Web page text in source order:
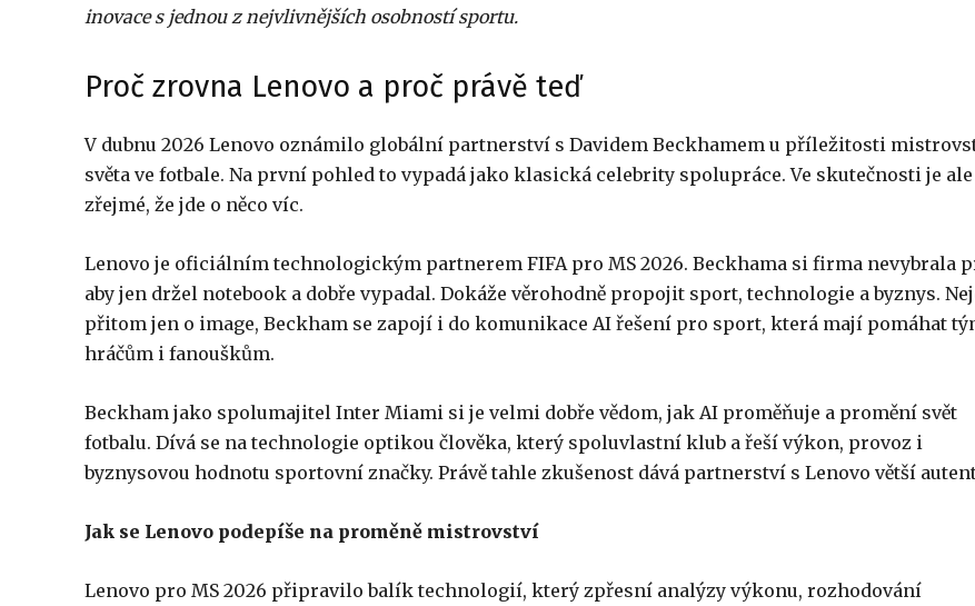
inovace s jednou z nejvlivnějších osobností sportu.
Proč zrovna Lenovo a proč právě teď
V dubnu 2026 Lenovo oznámilo globální partnerství s Davidem Beckhamem u příležitosti
světa ve fotbale. Na první pohled to vypadá jako klasická celebrity spolupráce. Ve skutečnosti je ale
zřejmé, že jde o něco víc.
Lenovo je oficiálním technologickým partnerem FIFA pro MS 2026. Beckhama si firma nevybrala
aby jen držel notebook a dobře vypadal. Dokáže věrohodně propojit sport, technologie a byznys.
přitom jen o image, Beckham se zapojí i do komunikace AI řešení pro sport, která mají pomáhat
hráčům i fanouškům.
Beckham jako spolumajitel Inter Miami si je velmi dobře vědom, jak AI proměňuje a promění svět
fotbalu. Dívá se na technologie optikou člověka, který spoluvlastní klub a řeší výkon, provoz i
byznysovou hodnotu sportovní značky. Právě tahle zkušenost dává partnerství s Lenovo větší
Jak se Lenovo podepíše na proměně mistrovství
Lenovo pro MS 2026 připravilo balík technologií, který zpřesní analýzy výkonu, rozhodování